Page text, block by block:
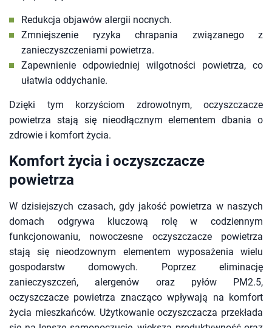
Redukcja objawów alergii nocnych.
Zmniejszenie ryzyka chrapania związanego z
zanieczyszczeniami powietrza.
Zapewnienie odpowiedniej wilgotności powietrza, co
ułatwia oddychanie.
Dzięki tym korzyściom zdrowotnym, oczyszczacze
powietrza stają się nieodłącznym elementem dbania o
zdrowie i komfort życia.
Komfort życia i oczyszczacze
powietrza
W dzisiejszych czasach, gdy jakość powietrza w naszych
domach odgrywa kluczową rolę w codziennym
funkcjonowaniu, nowoczesne oczyszczacze powietrza
stają się nieodzownym elementem wyposażenia wielu
gospodarstw domowych. Poprzez eliminację
zanieczyszczeń, alergenów oraz pyłów PM2.5,
oczyszczacze powietrza znacząco wpływają na komfort
życia mieszkańców. Użytkowanie oczyszczacza przekłada